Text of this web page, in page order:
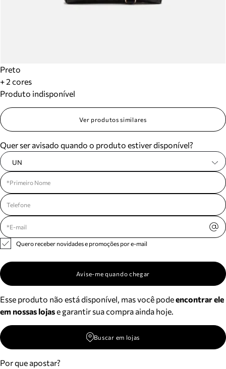
Preto
+ 2 cores
Produto indisponível
Ver produtos similares
Quer ser avisado quando o produto estiver disponível?
UN
Quero receber novidades e promoções por e-mail
Avise-me quando chegar
Esse produto não está disponível, mas você podeencontrar ele
em nossas lojase garantir sua compra ainda hoje.
Buscar em lojas
Por que apostar?